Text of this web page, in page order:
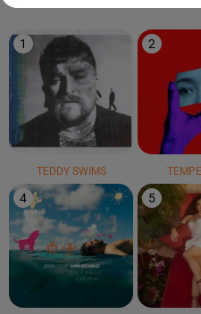
1
TEDDY SWIMS
2
4 5